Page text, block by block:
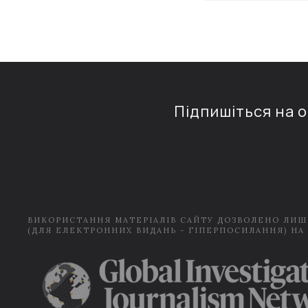
Підпишіться на
ВИКОРИСТАННЯ МАТЕРІАЛІВ САЙТУ ДОЗВОЛЕНО
(ДЛЯ ЕЛЕКТРОННИХ ВИДАНЬ - ГІПЕРПОСИЛАННЯ) НА